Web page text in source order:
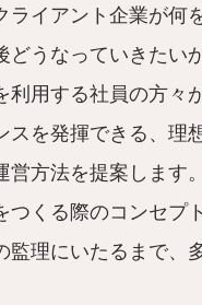
ライアント企業が何
どうなっていきたい
利用する社員の方々
スを発揮できる、理
営方法を提案します
つくる際のコンセプ
監理にいたるまで、